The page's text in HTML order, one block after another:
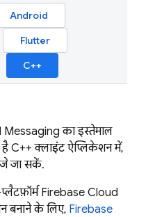
Android
Flutter
C++
Messagingका इस्तेमाल
है C++ क्लाइंट ऐप्लिकेशन में,
जा सकें.
Firebase Cloud
बनाने के लिए, Firebase